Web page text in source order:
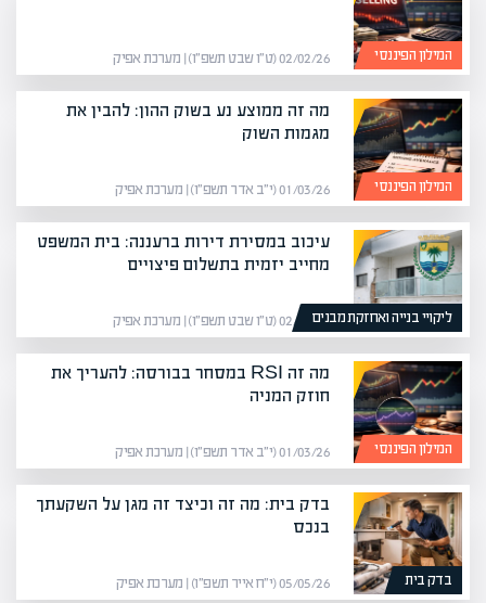
המילון הפיננסי 02/02/26 (ט״ו שבט תשפ״ו) | מערכת אפיק
המילון הפיננסי
מה זה ממוצע נע בשוק ההון: להבין את
מגמות השוק
01/03/26 (י״ב אדר תשפ״ו) | מערכת אפיק
ליקויי בנייה ואחזקת מבנים
עיכוב במסירת דירות ברעננה: בית המשפט
מחייב יזמית בתשלום פיצויים
02/02/26 (ט״ו שבט תשפ״ו) | מערכת אפיק
המילון הפיננסי
מה זה RSI במסחר בבורסה: להעריך את
חוזק המניה
01/03/26 (י״ב אדר תשפ״ו) | מערכת אפיק
בדק בית
בדק בית: מה זה וכיצד זה מגן על השקעתך
בנכס
05/05/26 (י״ח אייר תשפ״ו) | מערכת אפיק